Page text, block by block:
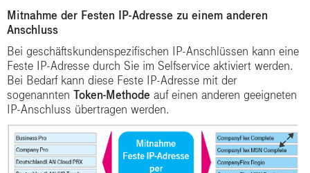
Mitnahme der Festen IP-Adresse zu einem anderen
Anschluss
Bei geschäftskundenspezifischen IP-Anschlüssen kann eine
Feste IP-Adresse durch Sie im Selfservice aktiviert werden.
Bei Bedarf kann diese Feste IP-Adresse mit der
sogenannten Token-Methode auf einen anderen geeigneten
IP-Anschluss übertragen werden.